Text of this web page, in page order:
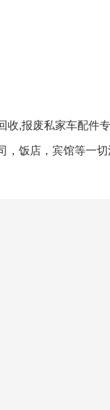
,报废私家车配件
饭店，宾馆等一